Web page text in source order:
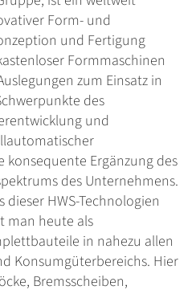
Form- und
und Fertigung
Formmaschinen
zum Einsatz in
des
und
Ergänzung des
des Unternehmens.
HWS-Technologien
man heute als
in nahezu allen
Konsumgüterbereichs. Hier
Bremsscheiben,